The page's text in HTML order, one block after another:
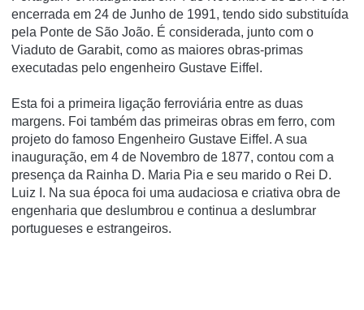
encerrada em 24 de Junho de 1991, tendo sido substituí­da
pela Ponte de São João. É considerada, junto com o
Viaduto de Garabit, como as maiores obras-primas
executadas pelo engenheiro Gustave Eiffel.
Esta foi a primeira ligação ferroviária entre as duas
margens. Foi também das primeiras obras em ferro, com
projeto do famoso Engenheiro Gustave Eiffel. A sua
inauguração, em 4 de Novembro de 1877, contou com a
presença da Rainha D. Maria Pia e seu marido o Rei D.
Luiz I. Na sua época foi uma audaciosa e criativa obra de
engenharia que deslumbrou e continua a deslumbrar
portugueses e estrangeiros.